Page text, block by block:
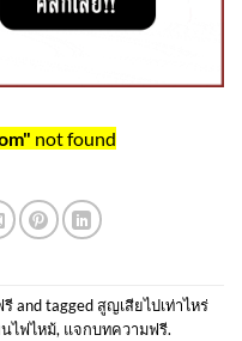
not found
รีand taggedสูญเสียไปเท่าไหร่
นไฟไหม้, แจกบทความฟรี.